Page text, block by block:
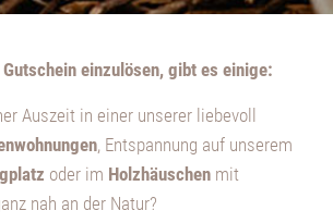
einzulösen, gibt es einige:
Auszeit in einer unserer liebevoll
, Entspannung auf unserem
oder im Holzhäuschen mit
nah an der Natur?